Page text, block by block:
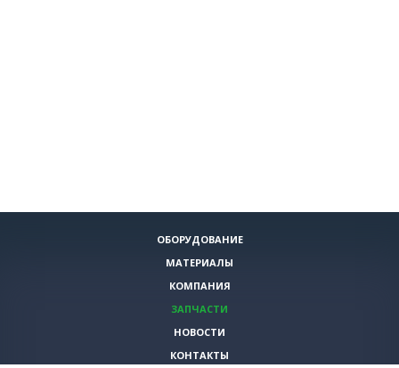
ОБОРУДОВАНИЕ
МАТЕРИАЛЫ
КОМПАНИЯ
ЗАПЧАСТИ
НОВОСТИ
КОНТАКТЫ